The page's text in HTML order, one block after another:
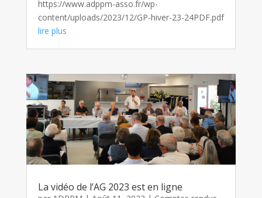
https://www.adppm-asso.fr/wp-
content/uploads/2023/12/GP-hiver-23-24PDF.pdf
lire plus
La vidéo de l’AG 2023 est en ligne